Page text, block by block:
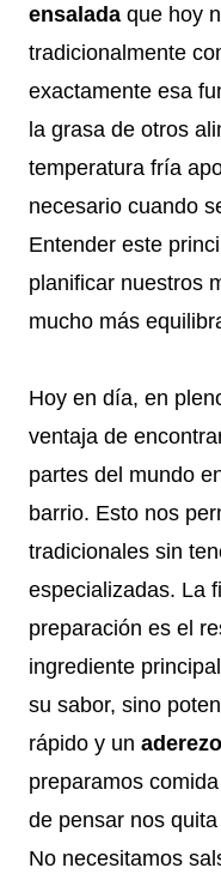
ensalada que hoy
tradicionalmente
exactamente esa
la grasa de otros
temperatura fría
necesario cuando
Entender este
planificar nuestros
mucho más
Hoy en día, en
ventaja de
partes del mundo
barrio. Esto nos
tradicionales sin
especializadas. La
preparación es el
ingrediente
su sabor, sino
rápido y un aderezo
preparamos
de pensar nos
No necesitamos